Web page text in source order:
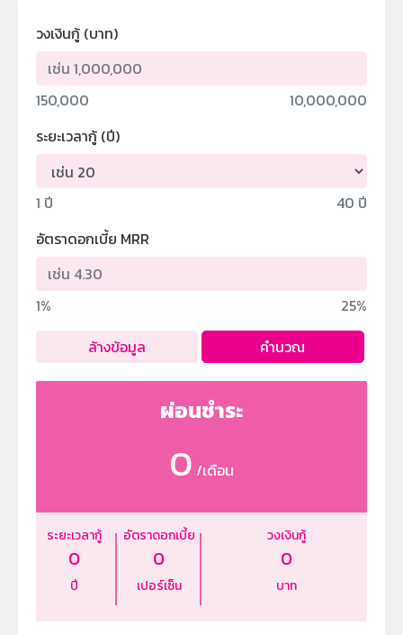
วงเงินกู้ (บาท)
150,000
10,000,000
ระยะเวลากู้ (ปี)
1 ปี
40 ปี
อัตราดอกเบี้ย MRR
1%
25%
ล้างข้อมูล
คำนวณ
ผ่อนชำระ
0 /เดือน
ระยะเวลากู้
0
ปี
อัตราดอกเบี้ย
0
เปอร์เซ็น
วงเงินกู้
0
บาท